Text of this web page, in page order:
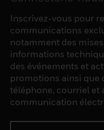
Inscrivez-vous pour
communications
notamment des
informations
des événements et
promotions ainsi que
téléphone, courriel et
communication